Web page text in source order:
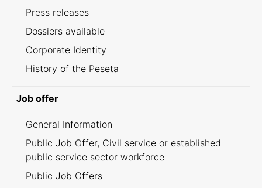
Press releases
Dossiers available
Corporate Identity
History of the Peseta
Job offer
General Information
Public Job Offer, Civil service or established
public service sector workforce
Public Job Offers